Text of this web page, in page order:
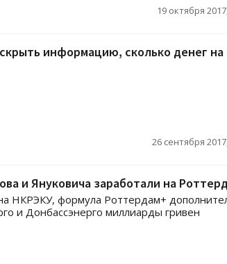
19 октября
информацию, сколько денег на
26 сентября
и Януковича заработали на
НКРЭКУ, формула Роттердам+
и Донбассэнерго миллиарды гривен